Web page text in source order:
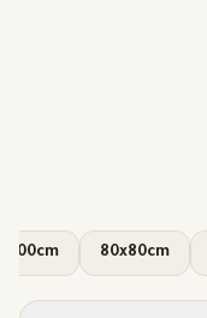
80x80cm
100x100cm